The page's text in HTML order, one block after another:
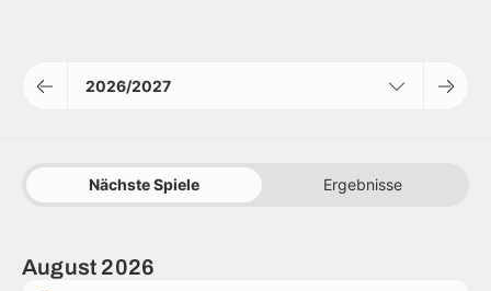
2026/2027
Nächste Spiele Ergebnisse
August 2026